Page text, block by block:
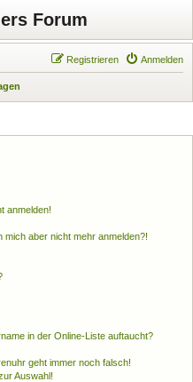
Forum
Anmelden
Registrieren
anmelden!
aber nicht mehr anmelden?!
in der Online-Liste auftaucht?
geht immer noch falsch!
Auswahl!